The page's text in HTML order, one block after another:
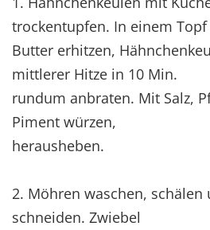
trockentupfen. In einem Topf
Butter erhitzen,
mittlerer Hitze in 10 Min.
rundum anbraten. Mit Salz,
Piment würzen,
herausheben.
2. Möhren waschen, schälen
schneiden. Zwiebel